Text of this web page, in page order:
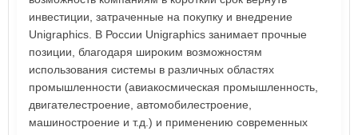
инвестиции, затраченные на покупку и внедрение
Unigraphics. В России Unigraphics занимает прочные
позиции, благодаря широким возможностям
использования системы в различных областях
промышленности (авиакосмическая промышленность,
двигателестроение, автомобилестроение,
машиностроение и т.д.) и применению современных